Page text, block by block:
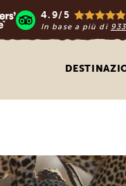
4.9/5
In base a più di